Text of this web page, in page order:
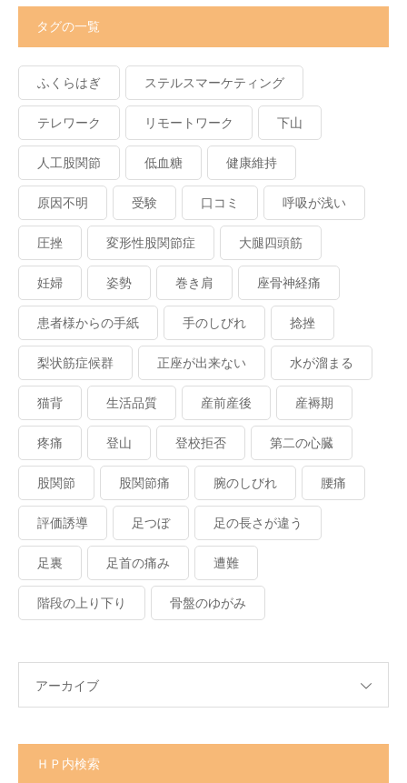
タグの一覧
ふくらはぎ ステルスマーケティング
テレワーク リモートワーク 下山
人工股関節 低血糖 健康維持
原因不明 受験 口コミ 呼吸が浅い
圧挫 変形性股関節症 大腿四頭筋
妊婦 姿勢 巻き肩 座骨神経痛
患者様からの手紙 手のしびれ 捻挫
梨状筋症候群 正座が出来ない 水が溜まる
猫背 生活品質 産前産後 産褥期
疼痛 登山 登校拒否 第二の心臓
股関節 股関節痛 腕のしびれ 腰痛
評価誘導 足つぼ 足の長さが違う
足裏 足首の痛み 遭難
階段の上り下り 骨盤のゆがみ
アーカイブ
ＨＰ内検索